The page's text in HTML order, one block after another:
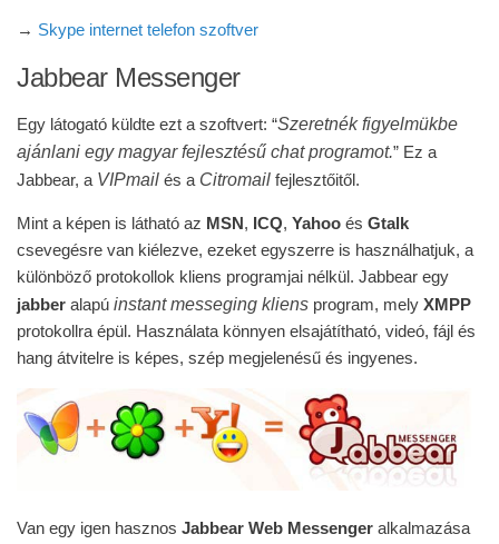
→ Skype internet telefon szoftver
Jabbear Messenger
Egy látogató küldte ezt a szoftvert: “Szeretnék figyelmükbe
ajánlani egy magyar fejlesztésű chat programot.” Ez a
Jabbear, a VIPmail és a Citromail fejlesztőitől.
Mint a képen is látható az MSN, ICQ, Yahoo és Gtalk
csevegésre van kiélezve, ezeket egyszerre is használhatjuk, a
különböző protokollok kliens programjai nélkül. Jabbear egy
jabber alapú instant messeging kliens program, mely XMPP
protokollra épül. Használata könnyen elsajátítható, videó, fájl és
hang átvitelre is képes, szép megjelenésű és ingyenes.
Van egy igen hasznos Jabbear Web Messenger alkalmazása